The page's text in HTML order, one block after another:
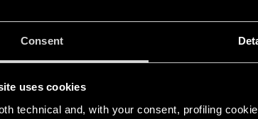
Consent
uses cookies
technical and, with your consent, profiling